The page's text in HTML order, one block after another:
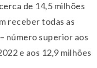
de 14,5 milhões
receber todas as
número superior aos
e aos 12,9 milhões